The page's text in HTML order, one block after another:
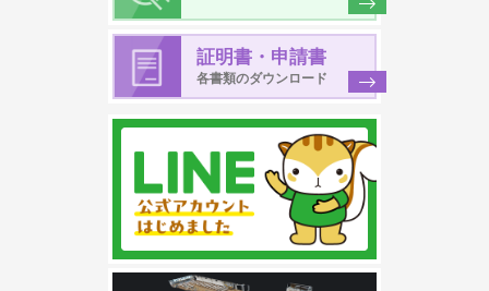
証明書・申請書
各書類のダウンロード